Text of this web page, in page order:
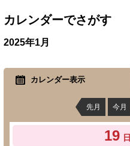
カレンダーでさがす
2025年1月
カレンダー表示
先月 今月
19 日